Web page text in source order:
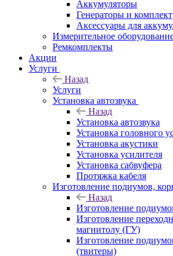
Аккумуляторы
Генераторы и
Аксессуары для
Измерительное
Ремкомплекты
Акции
Услуги
Назад
Услуги
Установка автозвука
Назад
Установка автозвука
Установка головного
Установка акустики
Установка усилителя
Установка сабвуфера
Протяжка кабеля
Изготовление подиумов,
Назад
Изготовление
Изготовление
магнитолу (ГУ)
Изготовление
(твитеры)